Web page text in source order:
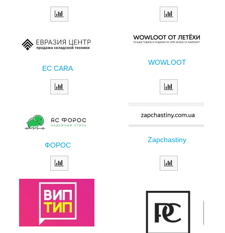
EC CARA
WOWLOOT
ФОРОС
Zapchastiny